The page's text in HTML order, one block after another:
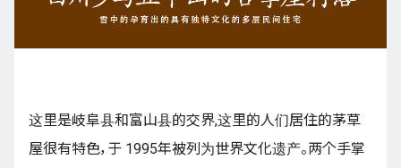
JA EN KO ES
这里是岐阜县和富山县的交界,这里的人们居住的茅草
屋很有特色，于 1995年被列为世界文化遗产。两个手掌